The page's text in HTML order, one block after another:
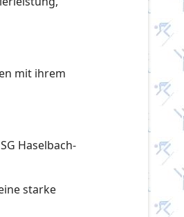
mit ihrem
Haselbach-
starke